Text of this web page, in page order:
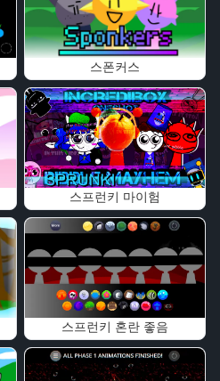
스폰커스
스프런키 마이험
스프런키 혼란 좋음